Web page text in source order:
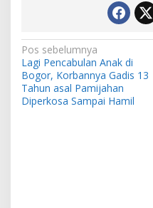
Navigasi
pos
Pos sebelumnya
Lagi Pencabulan Anak di
Bogor, Korbannya Gadis 13
Tahun asal Pamijahan
Diperkosa Sampai Hamil